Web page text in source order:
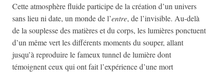
Cette atmosphère fluide participe de la création d’un univers
sans lieu ni date, un monde de l’entre, de l’invisible. Au-delà
de la souplesse des matières et du corps, les lumières ponctuent
d’un même vert les différents moments du souper, allant
jusqu’à reproduire le fameux tunnel de lumière dont
témoignent ceux qui ont fait l’expérience d’une mort